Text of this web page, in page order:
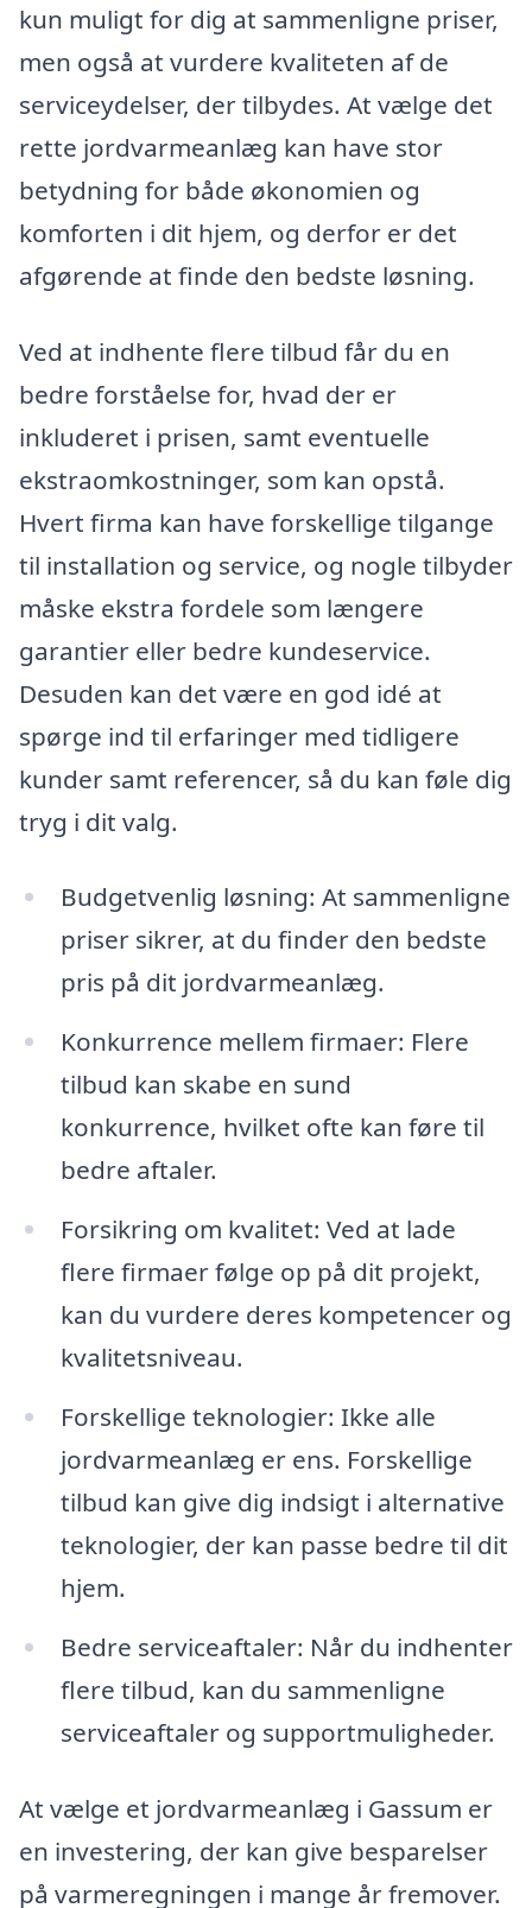
kun muligt for dig at sammenligne priser,
men også at vurdere kvaliteten af de
serviceydelser, der tilbydes. At vælge det
rette jordvarmeanlæg kan have stor
betydning for både økonomien og
komforten i dit hjem, og derfor er det
afgørende at finde den bedste løsning.
Ved at indhente flere tilbud får du en
bedre forståelse for, hvad der er
inkluderet i prisen, samt eventuelle
ekstraomkostninger, som kan opstå.
Hvert firma kan have forskellige tilgange
til installation og service, og nogle tilbyder
måske ekstra fordele som længere
garantier eller bedre kundeservice.
Desuden kan det være en god idé at
spørge ind til erfaringer med tidligere
kunder samt referencer, så du kan føle dig
tryg i dit valg.
Budgetvenlig løsning: At sammenligne
priser sikrer, at du finder den bedste
pris på dit jordvarmeanlæg.
Konkurrence mellem firmaer: Flere
tilbud kan skabe en sund
konkurrence, hvilket ofte kan føre til
bedre aftaler.
Forsikring om kvalitet: Ved at lade
flere firmaer følge op på dit projekt,
kan du vurdere deres kompetencer og
kvalitetsniveau.
Forskellige teknologier: Ikke alle
jordvarmeanlæg er ens. Forskellige
tilbud kan give dig indsigt i alternative
teknologier, der kan passe bedre til dit
hjem.
Bedre serviceaftaler: Når du indhenter
flere tilbud, kan du sammenligne
serviceaftaler og supportmuligheder.
At vælge et jordvarmeanlæg i Gassum er
en investering, der kan give besparelser
på varmeregningen i mange år fremover.